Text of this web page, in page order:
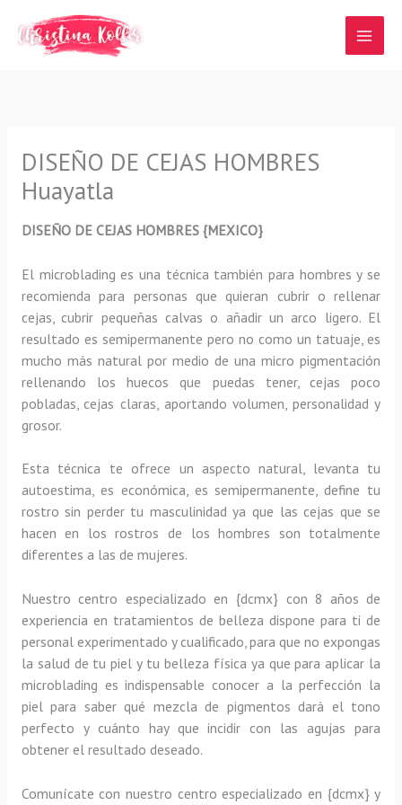
contenido
DISEÑO DE CEJAS HOMBRES
Huayatla
DISEÑO DE CEJAS HOMBRES {MEXICO}
El microblading es una técnica también para hombres y se
recomienda para personas que quieran cubrir o rellenar
cejas, cubrir pequeñas calvas o añadir un arco ligero.El
resultado es semipermanente pero no como un tatuaje, es
mucho más natural por medio de una micro pigmentación
rellenando los huecos que puedas tener, cejas poco
pobladas, cejas claras, aportando volumen, personalidad y
grosor.
Esta técnica te ofrece un aspecto natural, levanta tu
autoestima, es económica, es semipermanente, define tu
rostro sin perder tu masculinidad ya que las cejas que se
hacen en los rostros de los hombres son totalmente
diferentes a las de mujeres.
Nuestro centro especializado en {dcmx} con 8 años de
experiencia en tratamientos de belleza dispone para ti de
personal experimentado y cualificado, para que no expongas
la salud de tu piel y tu belleza física ya que para aplicar la
microblading es indispensable conocer a la perfección la
piel para saber qué mezcla de pigmentos dará el tono
perfecto y cuánto hay que incidir con las agujas para
obtener el resultado deseado.
Comunícate con nuestro centro especializado en {dcmx} y